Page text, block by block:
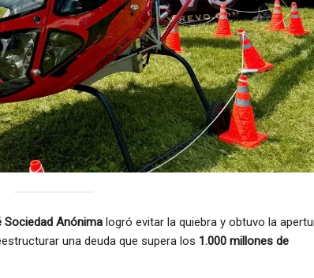
Sociedad Anónima logró evitar la quiebra y obtuvo la
una deuda que supera los 1.000 millones de